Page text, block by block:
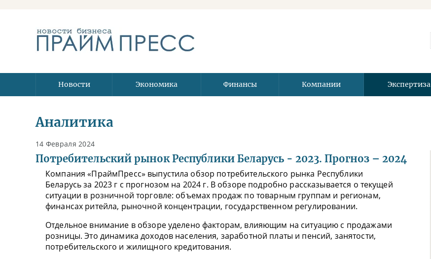
Новости Экономика Финансы Компании Экспертиза
Аналитика
14 Февраля 2024
Потребительский рынок Республики Беларусь - 2023. Прогноз – 2024
Компания «ПраймПресс» выпустила обзор потребительского рынка Республики
Беларусь за 2023 г с прогнозом на 2024 г. В обзоре подробно рассказывается о текущей
ситуации в розничной торговле: объемах продаж по товарным группам и регионам,
финансах ритейла, рыночной концентрации, государственном регулировании.
Отдельное внимание в обзоре уделено факторам, влияющим на ситуацию с продажами
розницы. Это динамика доходов населения, заработной платы и пенсий, занятости,
потребительского и жилищного кредитования.